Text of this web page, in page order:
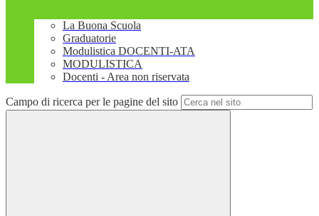
La Buona Scuola
Graduatorie
Modulistica DOCENTI-ATA
MODULISTICA
Docenti - Area non riservata
Campo di ricerca per le pagine del sito